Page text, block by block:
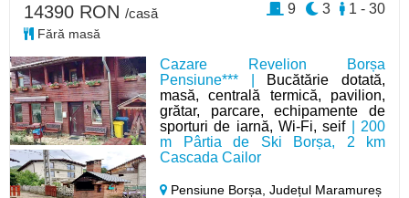
Cazare Revelion Borșa
Pensiune*** | Bucătărie dotată,
masă, centrală termică, pavilion,
grătar, parcare, echipamente de
sporturi de iarnă, Wi-Fi, seif| 200
m Pârtia de Ski Borșa, 2 km
Cascada Cailor
Pensiune Borșa,Județul Maramureș
14390 RON /casă
Fără masă
1 - 30
3
9